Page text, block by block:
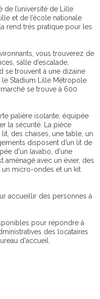
de l’université de Lille
et de l’école nationale
rend très pratique pour les
vous trouverez de
salle d’escalade,
se trouvent à une dizaine
Stadium Lille Métropole
se trouve à 600
palière isolante, équipée
la sécurité. La pièce
des chaises, une table, un
disposent d’un lit de
d'un lavabo, d'une
aménagé avec un évier, des
un micro-ondes et un kit
accueillir des personnes à
pour répondre à
des locataires
d'accueil.